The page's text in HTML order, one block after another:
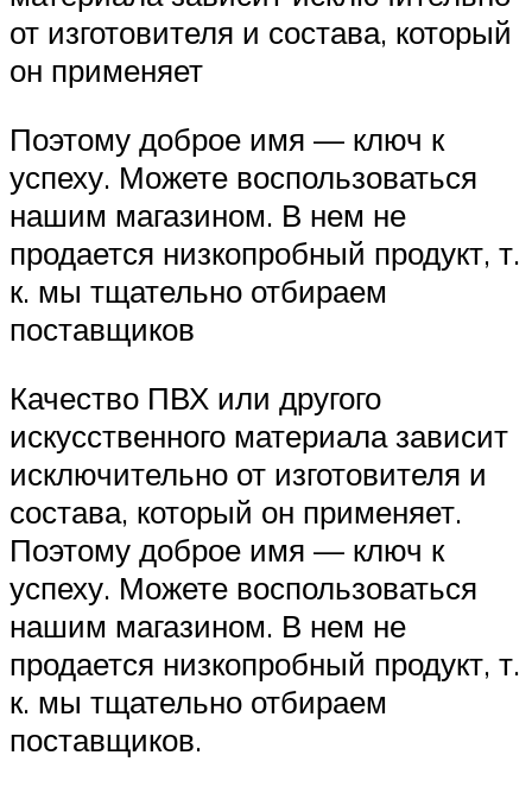
от изготовителя и состава, который
он применяет
Поэтому доброе имя — ключ к
успеху. Можете воспользоваться
нашим магазином. В нем не
продается низкопробный продукт, т.
к. мы тщательно отбираем
поставщиков
Качество ПВХ или другого
искусственного материала зависит
исключительно от изготовителя и
состава, который он применяет.
Поэтому доброе имя — ключ к
успеху. Можете воспользоваться
нашим магазином. В нем не
продается низкопробный продукт, т.
к. мы тщательно отбираем
поставщиков.